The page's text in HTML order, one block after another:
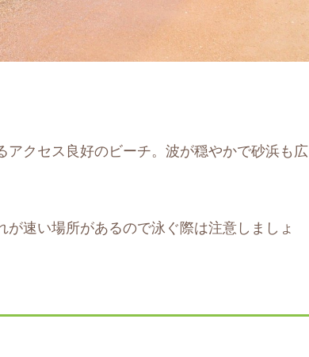
クセス良好のビーチ。波が穏やかで砂浜も広
速い場所があるので泳ぐ際は注意しましょ